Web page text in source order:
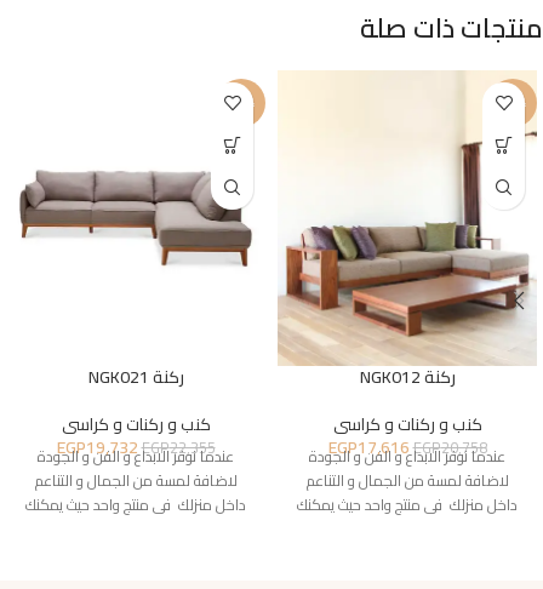
منتجات ذات صلة
-15%
ركنة NGK012
كنب و ركنات و كراسى
EGP20,758
EGP17,616
عندما نوفر الابداع و الفن و الجودة
لاضافة لمسة من الجمال و التناعم
داخل منزلك فى منتج واحد حيث يمكنك
-12%
ركنة NGK021
كنب و ركنات و كراسى
EGP22,355
EGP19,732
عندما نوفر الابداع و الفن و الجودة
لاضافة لمسة من الجمال و التناعم
داخل منزلك فى منتج واحد حيث يمكنك